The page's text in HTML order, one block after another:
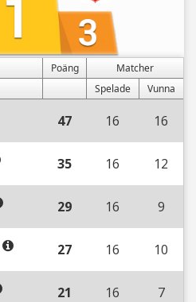
Poäng
Matcher
Spelade
Vunna
47 16 16
35 16 12
29 16 9
27 16 10
21 16 7